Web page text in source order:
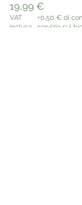
19,99 €
VAT
inclusa
+0,50 € di
servizio sui